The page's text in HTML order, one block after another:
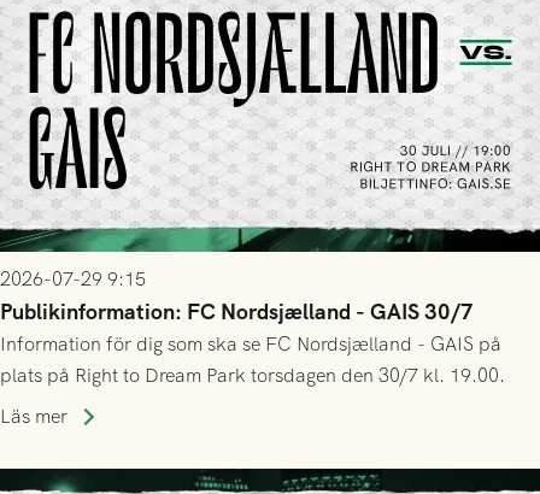
2026-07-29 9:15
Publikinformation: FC Nordsjælland - GAIS 30/7
Information för dig som ska se FC Nordsjælland - GAIS på
plats på Right to Dream Park torsdagen den 30/7 kl. 19.00.
Läs mer